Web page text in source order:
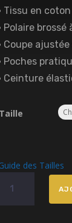
Tissu en
Polaire brossé
Coupe
Poches
Ceinture
Taille
des Tailles